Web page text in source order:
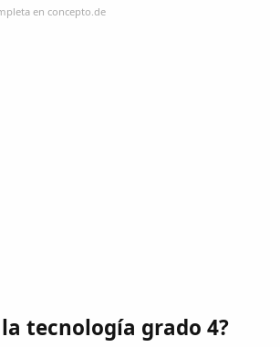
en concepto.de
la tecnología grado 4?